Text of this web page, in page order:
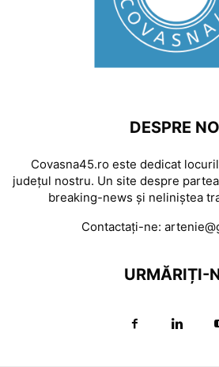
DESPRE
Covasna45.ro este dedicat
județul nostru. Un site despre
breaking-news și neliniștea
Contactați-ne:
URMĂRIȚI-